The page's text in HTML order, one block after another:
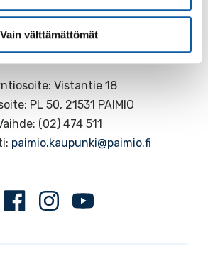
Vain välttämättömät
Vistantie 18
PL 50, 21531 PAIMIO
(02) 474 511
paimio.kaupunki@paimio.fi
FacebookInstagram